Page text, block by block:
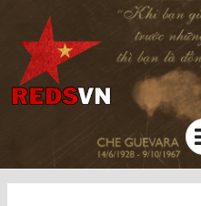
Kênh chia sẻ tri thức cộng đồng